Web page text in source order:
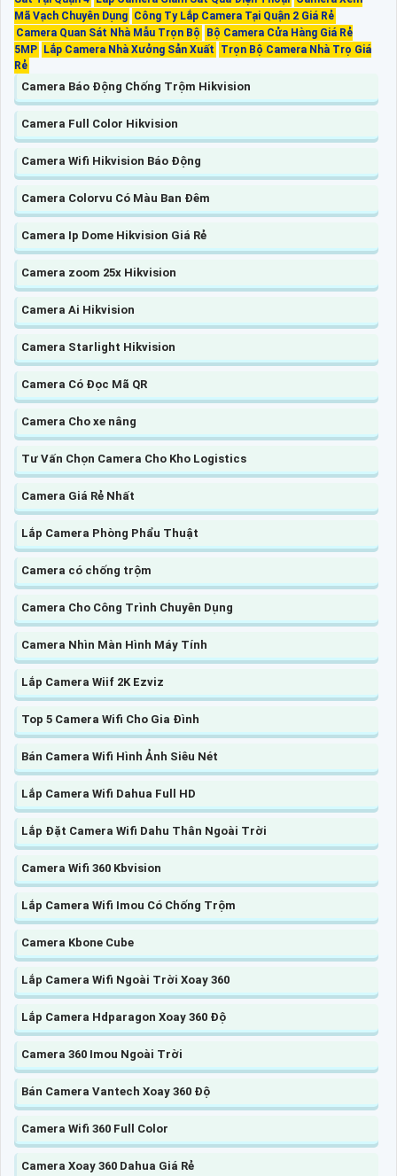
Mã Vạch Chuyên Dụng Công Ty Lắp Camera Tại Quận 2 Giá Rẻ
Camera Quan Sát Nhà Mẫu Trọn Bộ
Bộ Camera Cửa Hàng Giá Rẻ
5MP
Lắp Camera Nhà Xưởng Sản Xuất
Trọn Bộ Camera Nhà Trọ Giá
Rẻ
Camera Báo Động Chống Trộm Hikvision
Camera Full Color Hikvision
Camera Wifi Hikvision Báo Động
Camera Colorvu Có Màu Ban Đêm
Camera Ip Dome Hikvision Giá Rẻ
Camera zoom 25x Hikvision
Camera Ai Hikvision
Camera Starlight Hikvision
Camera Có Đọc Mã QR
Camera Cho xe nâng
Tư Vấn Chọn Camera Cho Kho Logistics
Camera Giá Rẻ Nhất
Lắp Camera Phòng Phẩu Thuật
Camera có chống trộm
Camera Cho Công Trình Chuyên Dụng
Camera Nhìn Màn Hình Máy Tính
Lắp Camera Wiif 2K Ezviz
Top 5 Camera Wifi Cho Gia Đình
Bán Camera Wifi Hình Ảnh Siêu Nét
Lắp Camera Wifi Dahua Full HD
Lắp Đặt Camera Wifi Dahu Thân Ngoài Trời
Camera Wifi 360 Kbvision
Lắp Camera Wifi Imou Có Chống Trộm
Camera Kbone Cube
Lắp Camera Wifi Ngoài Trời Xoay 360
Lắp Camera Hdparagon Xoay 360 Độ
Camera 360 Imou Ngoài Trời
Bán Camera Vantech Xoay 360 Độ
Camera Wifi 360 Full Color
Camera Xoay 360 Dahua Giá Rẻ